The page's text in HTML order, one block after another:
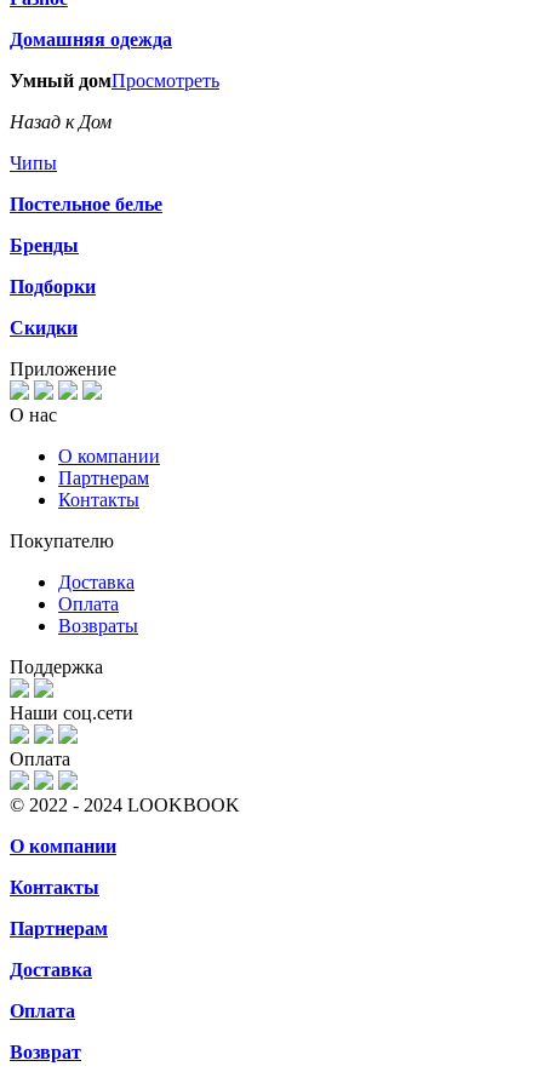
Домашняя одежда
Умный домПросмотреть
Назад к Дом
Чипы
Постельное белье
Бренды
Подборки
Скидки
Приложение
О нас
О компании
Партнерам
Контакты
Покупателю
Доставка
Оплата
Возвраты
Поддержка
Наши соц.сети
Оплата
© 2022 - 2024 LOOKBOOK
О компании
Контакты
Партнерам
Доставка
Оплата
Возврат